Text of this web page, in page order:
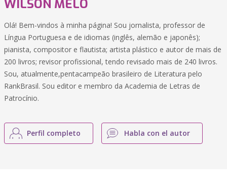
WILSON MELO
Olá! Bem-vindos à minha página! Sou jornalista, professor de
Língua Portuguesa e de idiomas (inglês, alemão e japonês);
pianista, compositor e flautista; artista plástico e autor de mais de
200 livros; revisor profissional, tendo revisado mais de 240 livros.
Sou, atualmente,pentacampeão brasileiro de Literatura pelo
RankBrasil. Sou editor e membro da Academia de Letras de
Patrocínio.
Perfil completo Habla con el autor